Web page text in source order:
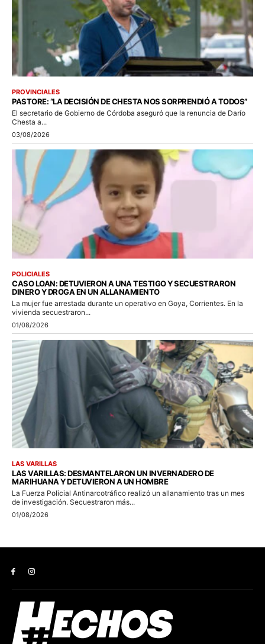
PROVINCIALES
PASTORE: “LA DECISIÓN DE CHESTA NOS SORPRENDIÓ A TODOS”
El secretario de Gobierno de Córdoba aseguró que la renuncia de Darío
Chesta a...
03/08/2026
POLICIALES
CASO LOAN: DETUVIERON A UNA TESTIGO Y SECUESTRARON
DINERO Y DROGA EN UN ALLANAMIENTO
La mujer fue arrestada durante un operativo en Goya, Corrientes. En la
vivienda secuestraron...
01/08/2026
LAS VARILLAS
LAS VARILLAS: DESMANTELARON UN INVERNADERO DE
MARIHUANA Y DETUVIERON A UN HOMBRE
La Fuerza Policial Antinarcotráfico realizó un allanamiento tras un mes
de investigación. Secuestraron más...
01/08/2026